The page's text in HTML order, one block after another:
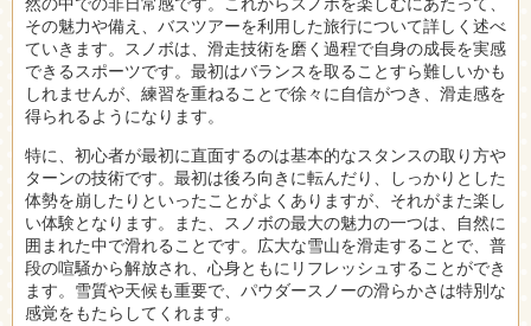
その魅力や備え、バスツアーを利用した旅行について詳しく述べ
ていきます。スノボは、滑走技術を磨く過程で自身の成長を実感
できるスポーツです。最初はバランスを取ることすら難しいかも
しれませんが、練習を重ねることで徐々に自信がつき、滑走感を
得られるようになります。
特に、初心者が最初に直面するのは基本的なスタンスの取り方や
ターンの技術です。最初は後ろ向きに転んだり、しっかりとした
体勢を崩したりといったことがよくありますが、それがまた楽し
い体験となります。また、スノボの最大の魅力の一つは、自然に
囲まれた中で滑れることです。広大な雪山を滑走することで、普
段の喧騒から解放され、心身ともにリフレッシュすることができ
ます。雪質や天候も重要で、パウダースノーの滑らかさは特別な
感覚をもたらしてくれます。